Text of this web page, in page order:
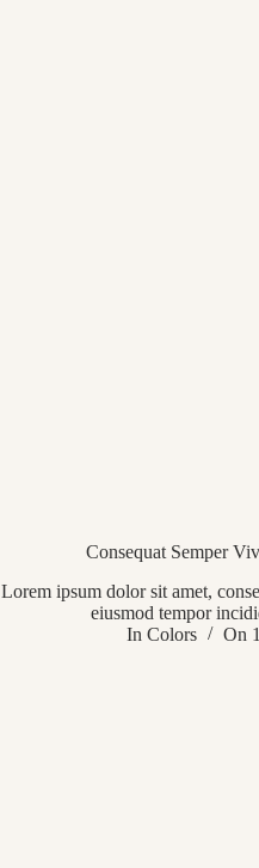
Consequat Semper
Lorem ipsum dolor sit amet,
eiusmod tempor
In Colors On